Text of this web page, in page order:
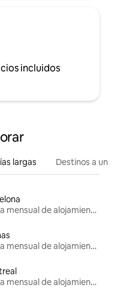
incluidos
largas Destinos a un
Renta mensual de alojamientos
Renta mensual de alojamientos
Renta mensual de alojamientos